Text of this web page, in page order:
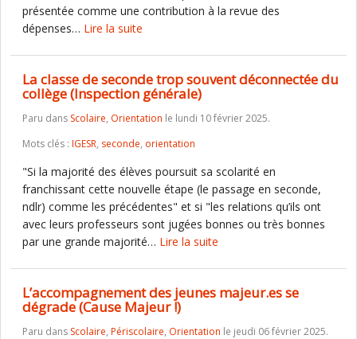
présentée comme une contribution à la revue des
dépenses… Lire la suite
La classe de seconde trop souvent déconnectée du
collège (Inspection générale)
Paru dans Scolaire, Orientation le lundi 10 février 2025.
Mots clés : IGESR, seconde, orientation
"Si la majorité des élèves poursuit sa scolarité en
franchissant cette nouvelle étape (le passage en seconde,
ndlr) comme les précédentes" et si "les relations qu’ils ont
avec leurs professeurs sont jugées bonnes ou très bonnes
par une grande majorité… Lire la suite
L’accompagnement des jeunes majeur.es se
dégrade (Cause Majeur !)
Paru dans Scolaire, Périscolaire, Orientation le jeudi 06 février 2025.